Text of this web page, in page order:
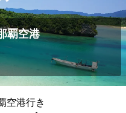
覇空港
空港行き